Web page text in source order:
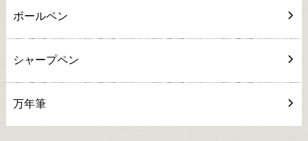
ボールペン
シャープペン
万年筆